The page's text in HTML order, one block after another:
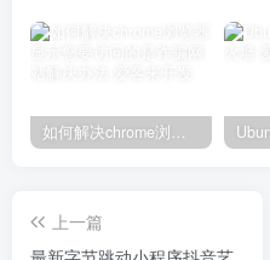
如何解决chrome浏览器显示您要访问的是诈骗网站解决办法
上一篇